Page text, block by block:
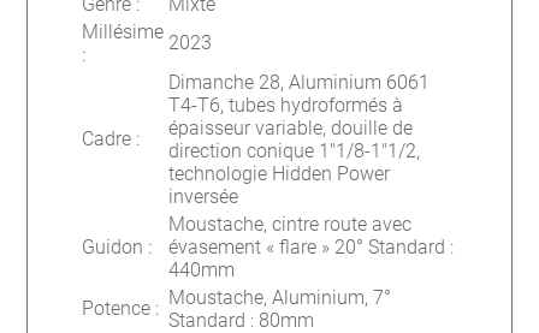
Millésime
:
2023
Cadre :
Dimanche 28, Aluminium 6061
T4-T6, tubes hydroformés à
épaisseur variable, douille de
direction conique 1"1/8-1"1/2,
technologie Hidden Power
inversée
Guidon :
Moustache, cintre route avec
évasement « flare » 20° Standard :
440mm
Potence : Moustache, Aluminium, 7°
Standard : 80mm